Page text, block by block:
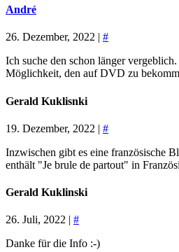
André
26. Dezember, 2022 | #
Ich suche den schon länger
Möglichkeit, den auf DVD zu
Gerald Kuklisnki
19. Dezember, 2022 | #
Inzwischen gibt es eine französische
enthält "Je brule de partout" in
Gerald Kuklinski
26. Juli, 2022 | #
Danke für die Info :-)